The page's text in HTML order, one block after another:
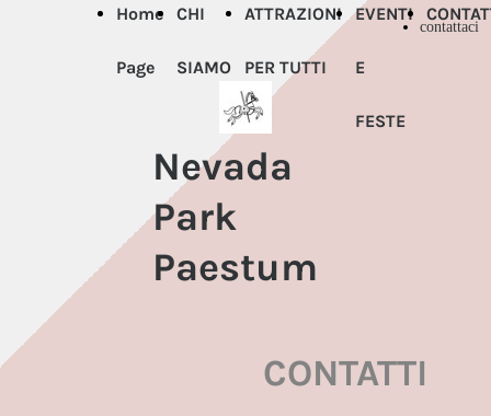
contattaci
Home
Page
CHI
SIAMO
ATTRAZIONI
PER TUTTI
EVENTI
E
FESTE
Nevada
Park
Paestum
CONTATTI